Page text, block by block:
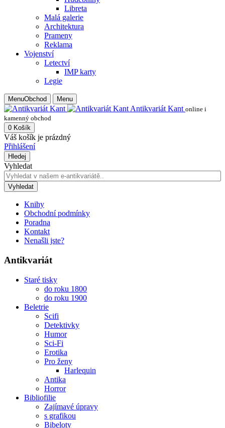
Libreta
Malá galerie
Architektura
Prameny
Reklama
Vojenství
Letectví
IMP karty
Legie
MenuObchod Menu
Antikvariát Kant online i
kamenný obchod
0 Košík
Váš košík je prázdný
Přihlášení
Hledej
Vyhledat
Vyhledat
Knihy
Obchodní podmínky
Poradna
Kontakt
Nenašli jste?
Antikvariát
Staré tisky
do roku 1800
do roku 1900
Beletrie
Scifi
Detektivky
Humor
Sci-Fi
Erotika
Pro ženy
Harlequin
Antika
Horror
Bibliofilie
Zajímavé úpravy
s grafikou
Bibeloty